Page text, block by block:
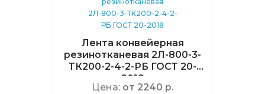
Лента конвейерная
резинотканевая 2Л-800-3-
ТК200-2-4-2-РБ ГОСТ 20-
2018
Цена: от 2240 р.